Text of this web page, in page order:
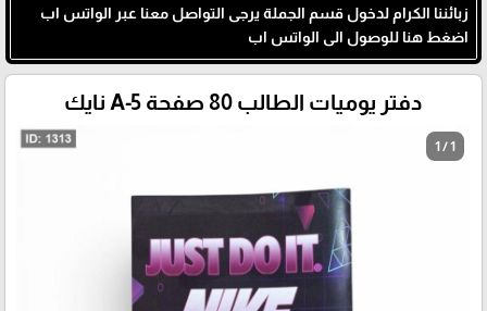
زبائننا الكرام لدخول قسم الجملة يرجى التواصل معنا عبر الواتس اب
اضغط هنا للوصول الى الواتس اب
دفتر يوميات الطالب 80 صفحة A-5 نايك
1 / 1